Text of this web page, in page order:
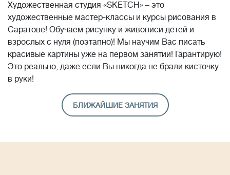
Художественная студия «SKETCH» – это
художественные мастер-классы и курсы рисования в
Саратове! Обучаем рисунку и живописи детей и
взрослых с нуля (поэтапно)! Мы научим Вас писать
красивые картины уже на первом занятии! Гарантирую!
Это реально, даже если Вы никогда не брали кисточку
в руки!
БЛИЖАЙШИЕ ЗАНЯТИЯ